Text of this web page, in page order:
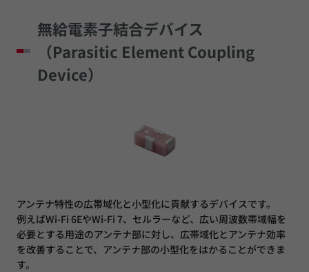
無給電素子結合デバイス
（Parasitic Element Coupling
Device）
アンテナ特性の広帯域化と小型化に貢献するデバイスです。
例えばWi-Fi 6EやWi-Fi 7、セルラーなど、広い周波数帯域幅を
必要とする用途のアンテナ部に対し、広帯域化とアンテナ効率
を改善することで、アンテナ部の小型化をはかることができま
す。